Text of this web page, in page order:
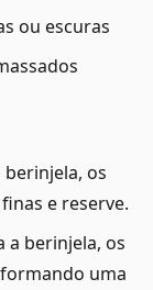
ou escuras
berinjela, os
e reserve.
a berinjela, os
uma